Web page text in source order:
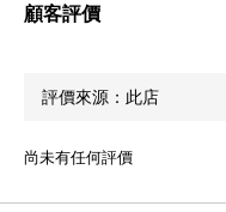
顧客評價
尚未有任何評價